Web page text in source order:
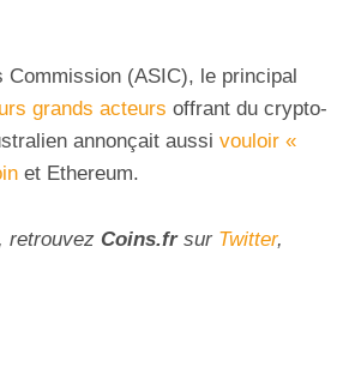
Commission (ASIC), le principal
grands acteurs offrant du crypto-
annonçait aussi vouloir «
et Ethereum.
retrouvez Coins.fr sur Twitter,